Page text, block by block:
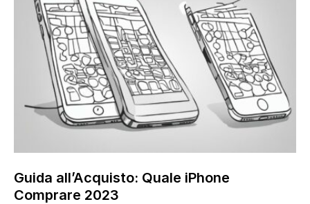
Guida all’Acquisto: Quale iPhone
Comprare 2023